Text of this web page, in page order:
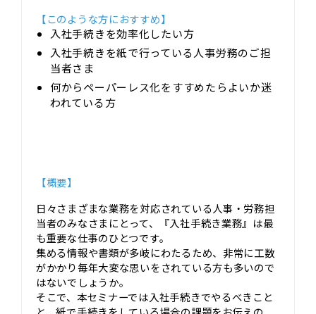
【このような方におすすめ】
入社手続きを効率化したい方
入社手続きを紙で行っている人事労務のご担
当者さま
何からペーパーレス化をすすめたらよいか迷
われている方
【概要】
日々さまざまな業務を対応されている人事・労務担
当者のみなさまにとって、『入社手続き業務』は最
も重要な仕事のひとつです。
集める情報や書類が多岐にわたるため、非常に工数
がかかり毎年大変な思いをされている方も多いので
はないでしょうか。
そこで、本セミナーでは入社手続きでやるべきこと